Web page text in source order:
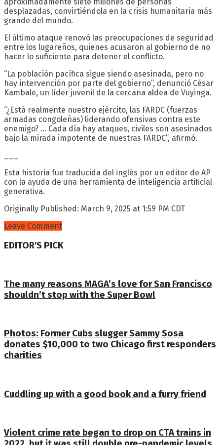
desplazadas, convirtiéndola en la crisis humanitaria más
grande del mundo.
El último ataque renovó las preocupaciones de seguridad
entre los lugareños, quienes acusaron al gobierno de no
hacer lo suficiente para detener el conflicto.
“La población pacífica sigue siendo asesinada, pero no
hay intervención por parte del gobierno”, denunció César
Kambale, un líder juvenil de la cercana aldea de Vuyinga.
“¿Está realmente nuestro ejército, las FARDC (fuerzas
armadas congoleñas) liderando ofensivas contra este
enemigo? … Cada día hay ataques, civiles son asesinados
bajo la mirada impotente de nuestras FARDC”, afirmó.
Esta historia fue traducida del inglés por un editor de AP
con la ayuda de una herramienta de inteligencia artificial
generativa.
Originally Published: March 9, 2025 at 1:59 PM CDT
Leave Comment
EDITOR'S PICK
The many reasons MAGA’s love for San Francisco
shouldn’t stop with the Super Bowl
Photos: Former Cubs slugger Sammy Sosa
donates $10,000 to two Chicago first responders
charities
Cuddling up with a good book and a furry friend
Violent crime rate began to drop on CTA trains in